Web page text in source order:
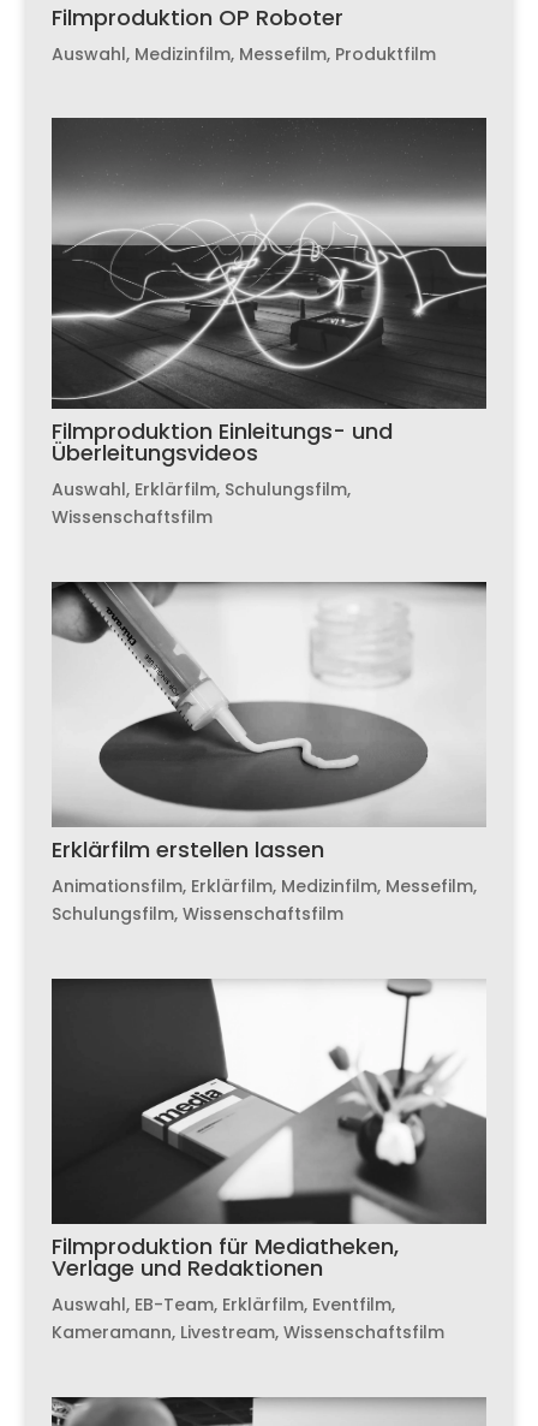
Filmproduktion OP Roboter
Auswahl, Medizinfilm, Messefilm, Produktfilm
Filmproduktion Einleitungs- und
Überleitungsvideos
Auswahl, Erklärfilm, Schulungsfilm,
Wissenschaftsfilm
Erklärfilm erstellen lassen
Animationsfilm, Erklärfilm, Medizinfilm, Messefilm,
Schulungsfilm, Wissenschaftsfilm
Filmproduktion für Mediatheken,
Verlage und Redaktionen
Auswahl, EB-Team, Erklärfilm, Eventfilm,
Kameramann, Livestream, Wissenschaftsfilm